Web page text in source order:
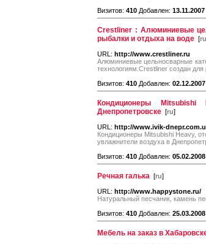
Визитов: 410 Добавлен: 13.11.2007
Crestliner : Алюминиевые
рыбалки и отдыха на воде [ru
URL: http://www.crestliner.ru
Алюминиевые цельносварные
технологиям.Crestliner создан
Визитов: 410 Добавлен: 02.12.2007
Кондиционеры Mitsubishi
Днепропетровскe [ru]
URL: http://www.ivik-
Кондиционеры Mitsubishi Heavy,
увлажнители воздуха в
Визитов: 410 Добавлен: 05.02.2008
Речная галька [ru]
URL: http://www.happystone.ru/
Натуральный песчаник, камень
Визитов: 410 Добавлен: 25.03.2008
Мебель на заказ в